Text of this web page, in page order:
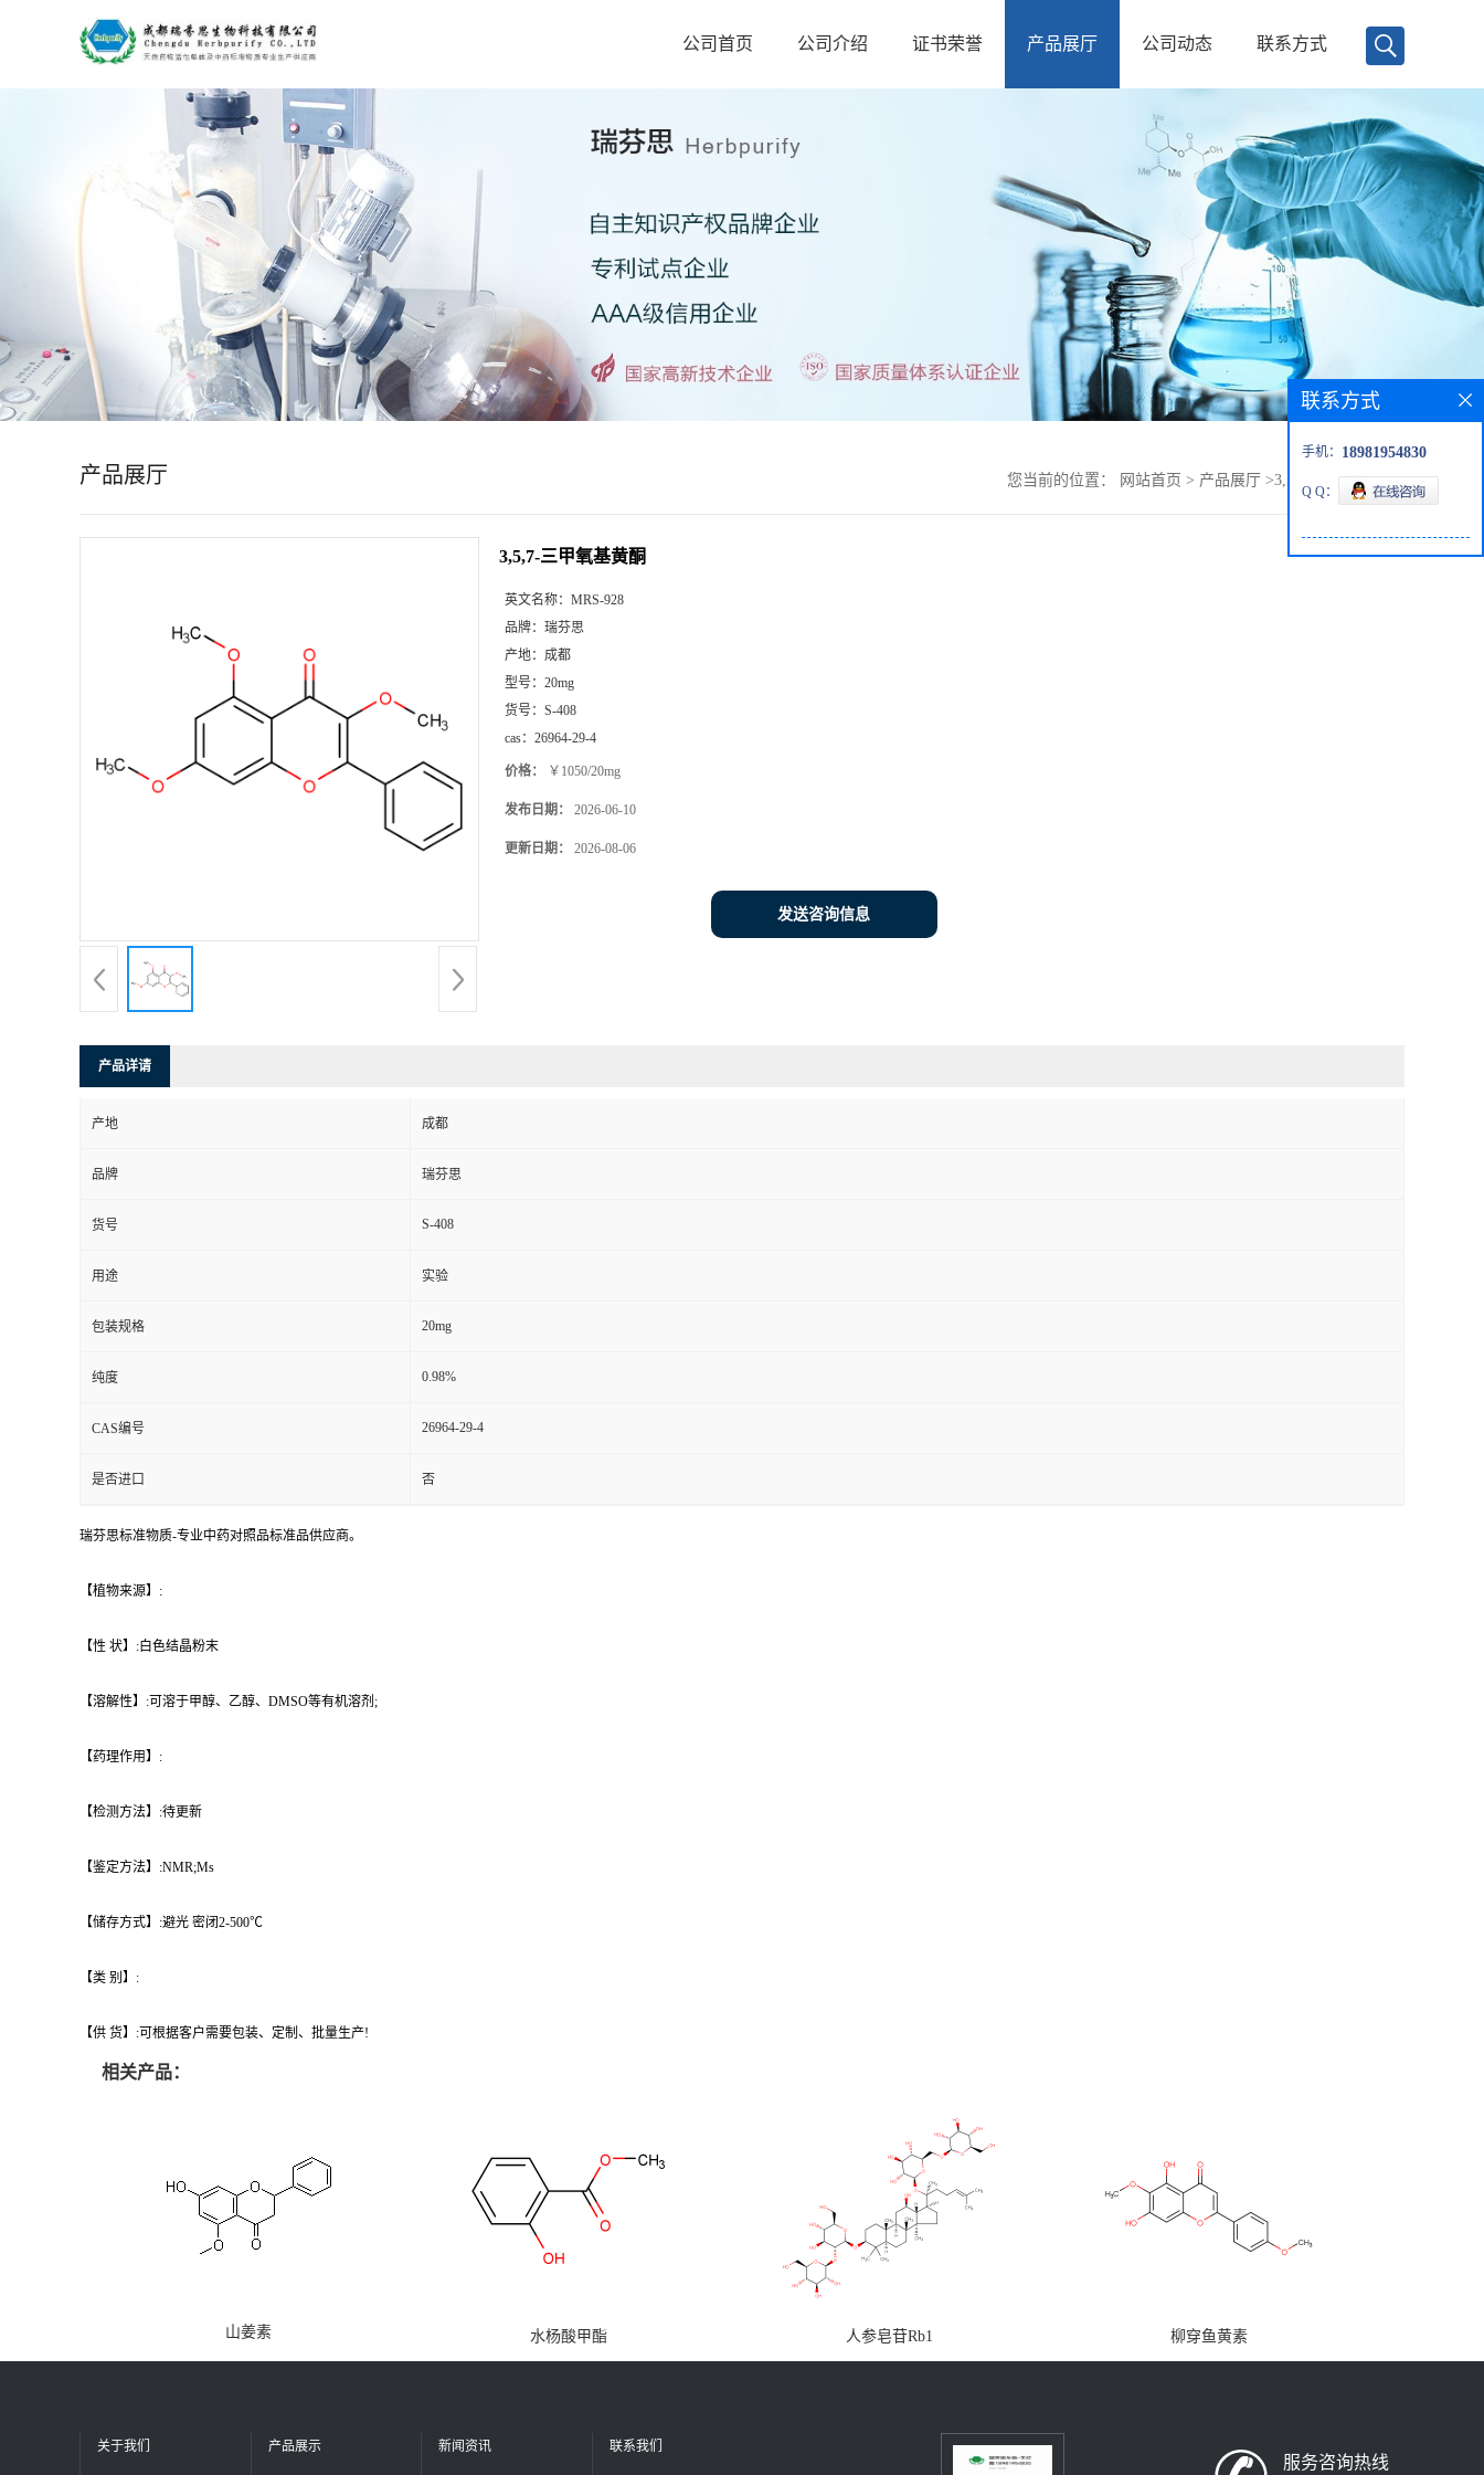
司
介
公司首页 公司介绍 证书荣誉 产品展厅 公司动态 联系方式
产品展厅 您当前的位置： 网站首页 > 产品展厅 >3,5,7-三甲氧基黄酮
3,5,7-三甲氧基黄酮
英文名称： MRS-928
品牌： 瑞芬思
产地： 成都
型号： 20mg
货号： S-408
cas： 26964-29-4
价格： ￥1050/20mg
发布日期： 2026-06-10
更新日期： 2026-08-06
发送咨询信息
产品详请
产地 成都
品牌 瑞芬思
货号 S-408
用途 实验
包装规格 20mg
纯度 0.98%
CAS编号 26964-29-4
是否进口 否
瑞芬思标准物质-专业中药对照品标准品供应商。
【植物来源】:
【性 状】:白色结晶粉末
【溶解性】:可溶于甲醇、乙醇、DMSO等有机溶剂;
【药理作用】:
【检测方法】:待更新
【鉴定方法】:NMR;Ms
【储存方式】:避光 密闭2-500℃
【类 别】:
【供 货】:可根据客户需要包装、定制、批量生产!
相关产品：
山姜素 水杨酸甲酯 人参皂苷Rb1 柳穿鱼黄素
联系方式
手机： 18981954830
Q Q：
关于我们 产品展示 新闻资讯 联系我们
服务咨询热线